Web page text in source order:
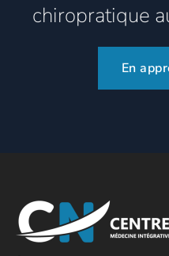
chiropratique
En